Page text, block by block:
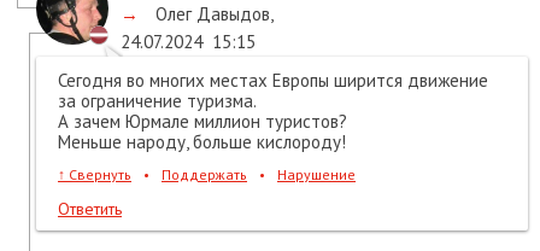
→
Олег Давыдов,
24.07.2024 15:15
Сегодня во многих местах Европы ширится движение
за ограничение туризма.
А зачем Юрмале миллион туристов?
Меньше народу, больше кислороду!
↑ Свернуть • Поддержать • Нарушение
Ответить